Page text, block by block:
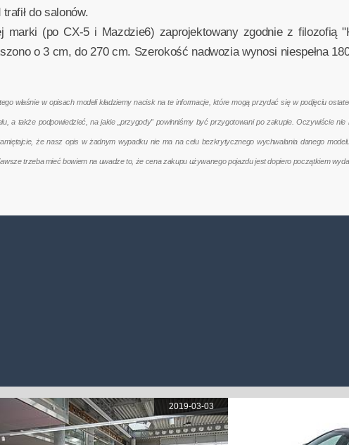
do salonów.
marki (po CX-5 i Mazdzie6) zaprojektowany zgodnie z filozofią
o 3 cm, do 270 cm. Szerokość nadwozia wynosi niespełna
właśnie w opisach modeli kładziemy nacisk na te informacje, które mogą przydać się w podjęciu
a także podpowiedzieć, na jakie „przygody” powinniśmy być przygotowani po zakupie. Oczywiście
że nasz opis w żadnym wypadku nie ma na celu bezkrytycznego wychwalania danego
trzeba mieć bowiem na uwadze to, że cena zakupu używanego pojazdu jest dopiero początkiem
2019-03-03